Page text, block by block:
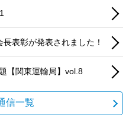
表彰が発表されました！
【関東運輸局】vol.8
信一覧